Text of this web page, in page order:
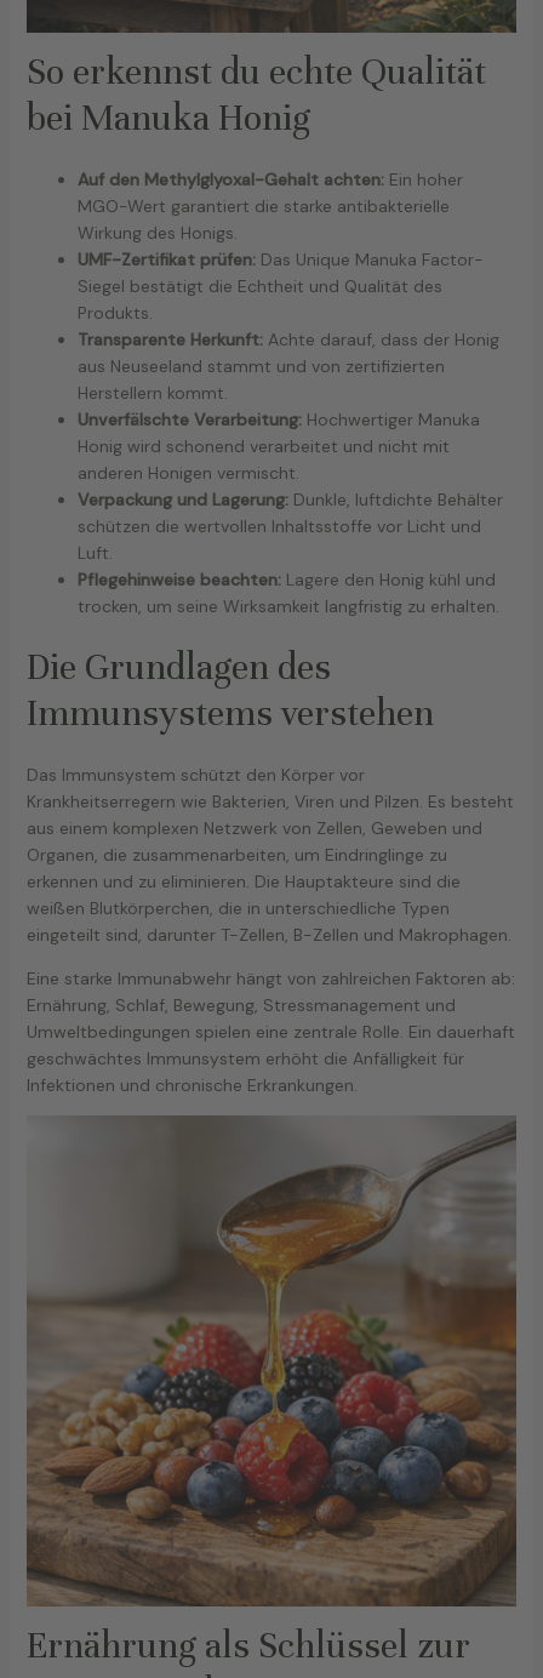
So erkennst du echte Qualität
bei Manuka Honig
Auf den Methylglyoxal-Gehalt achten:Ein hoher
MGO-Wert garantiert die starke antibakterielle
Wirkung des Honigs.
UMF-Zertifikat prüfen:Das Unique Manuka Factor-
Siegel bestätigt die Echtheit und Qualität des
Produkts.
Transparente Herkunft:Achte darauf, dass der Honig
aus Neuseeland stammt und von zertifizierten
Herstellern kommt.
Unverfälschte Verarbeitung:Hochwertiger Manuka
Honig wird schonend verarbeitet und nicht mit
anderen Honigen vermischt.
Verpackung und Lagerung:Dunkle, luftdichte Behälter
schützen die wertvollen Inhaltsstoffe vor Licht und
Luft.
Pflegehinweise beachten:Lagere den Honig kühl und
trocken, um seine Wirksamkeit langfristig zu erhalten.
Die Grundlagen des
Immunsystems verstehen
Das Immunsystem schützt den Körper vor
Krankheitserregern wie Bakterien, Viren und Pilzen. Es besteht
aus einem komplexen Netzwerk von Zellen, Geweben und
Organen, die zusammenarbeiten, um Eindringlinge zu
erkennen und zu eliminieren. Die Hauptakteure sind die
weißen Blutkörperchen, die in unterschiedliche Typen
eingeteilt sind, darunter T-Zellen, B-Zellen und Makrophagen.
Eine starke Immunabwehr hängt von zahlreichen Faktoren ab:
Ernährung, Schlaf, Bewegung, Stressmanagement und
Umweltbedingungen spielen eine zentrale Rolle. Ein dauerhaft
geschwächtes Immunsystem erhöht die Anfälligkeit für
Infektionen und chronische Erkrankungen.
Ernährung als Schlüssel zur